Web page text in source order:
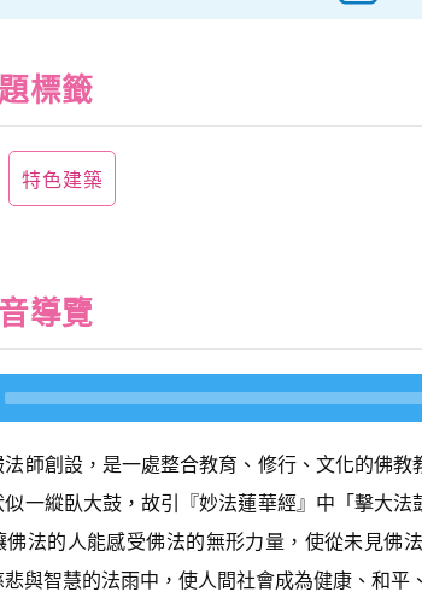
標籤
特色建築
導覽
師創設，是一處整合教育、修行、文化的佛
似一縱臥大鼓，故引『妙法蓮華經』中「擊大
佛法的人能感受佛法的無形力量，使從未見佛
與智慧的法雨中，使人間社會成為健康、和平